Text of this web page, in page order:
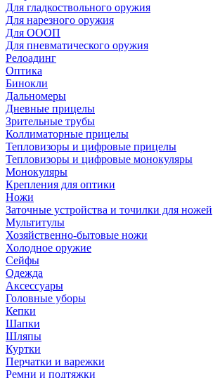
Для гладкоствольного оружия
Для нарезного оружия
Для ОООП
Для пневматического оружия
Релоадинг
Оптика
Бинокли
Дальномеры
Дневные прицелы
Зрительные трубы
Коллиматорные прицелы
Тепловизоры и цифровые прицелы
Тепловизоры и цифровые монокуляры
Монокуляры
Крепления для оптики
Ножи
Заточные устройства и точилки для ножей
Мультитулы
Хозяйственно-бытовые ножи
Холодное оружие
Сейфы
Одежда
Аксессуары
Головные уборы
Кепки
Шапки
Шляпы
Куртки
Перчатки и варежки
Ремни и подтяжки